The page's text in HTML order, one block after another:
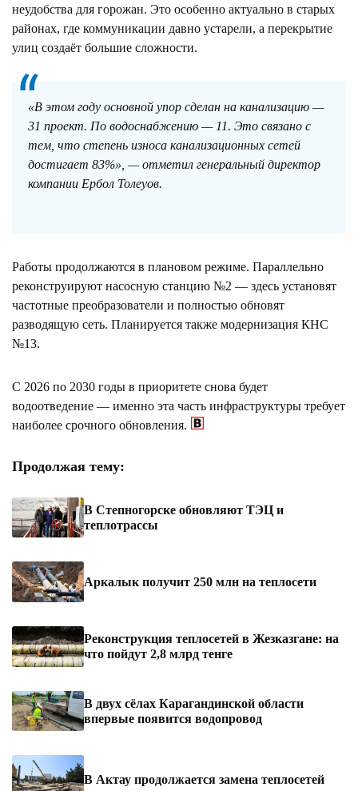
неудобства для горожан. Это особенно актуально в старых
районах, где коммуникации давно устарели, а перекрытие
улиц создаёт большие сложности.
«В этом году основной упор сделан на канализацию —
31 проект. По водоснабжению — 11. Это связано с
тем, что степень износа канализационных сетей
достигает 83%», — отметил генеральный директор
компании Ербол Толеуов.
Работы продолжаются в плановом режиме. Параллельно
реконструируют насосную станцию №2 — здесь установят
частотные преобразователи и полностью обновят
разводящую сеть. Планируется также модернизация КНС
№13.
С 2026 по 2030 годы в приоритете снова будет
водоотведение — именно эта часть инфраструктуры требует
наиболее срочного обновления.
Продолжая тему:
В Степногорске обновляют ТЭЦ и
теплотрассы
Аркалык получит 250 млн на теплосети
Реконструкция теплосетей в Жезказгане: на
что пойдут 2,8 млрд тенге
В двух сёлах Карагандинской области
впервые появится водопровод
В Актау продолжается замена теплосетей